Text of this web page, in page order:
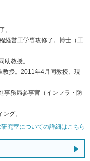
。
経営工学専攻修了。博士（工
助教授。
教授。2011年4月同教授、現
事務局参事官（インフラ・防
グ。
究室についての詳細はこちら